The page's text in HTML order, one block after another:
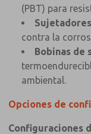
(PBT) para
contra la
Bobinas de
ambiental.
Opciones de
Configuraciones